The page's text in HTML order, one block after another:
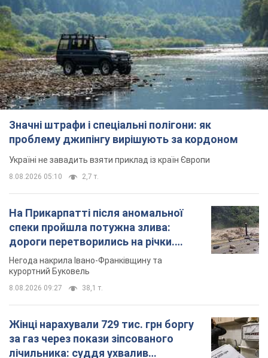
Значні штрафи і спеціальні полігони: як
проблему джипінгу вирішують за кордоном
Україні не завадить взяти приклад із країн Європи
8.08.2026 05:10 2,7 т.
На Прикарпатті після аномальної
спеки пройшла потужна злива:
дороги перетворились на річки.
Відео
Негода накрила Івано-Франківщину та
Жінці нарахували 729 тис. грн боргу
за газ через покази зіпсованого
лічильника: суддя ухвалив
неочікуване рішення
8.08.2026 14:43 32,1 т.